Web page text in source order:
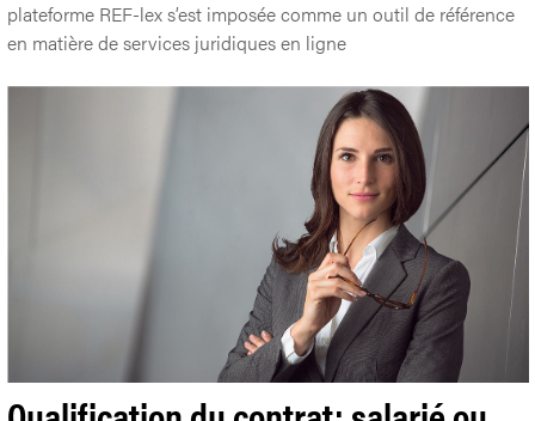
plateforme REF-lex s’est imposée comme un outil de référence
en matière de services juridiques en ligne